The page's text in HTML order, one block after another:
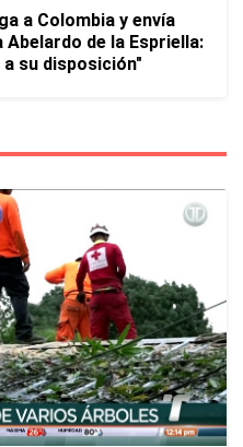
a Colombia y envía
Abelardo de la Espriella:
su disposición"